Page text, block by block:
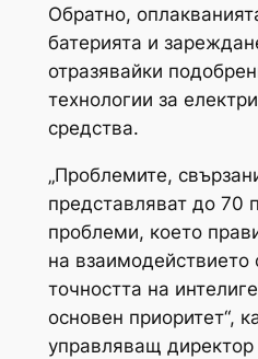
Обратно,
батерията и
отразявайки
технологии за
средства.
„Проблемите,
представляват до 70
проблеми, което
на взаимодействието
точността на
основен приоритет“,
управляващ